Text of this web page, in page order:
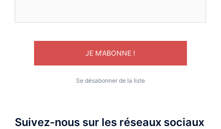
Se désabonner de la liste
Suivez-nous sur les réseaux sociaux